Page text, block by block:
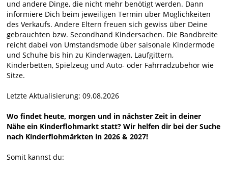
und andere Dinge, die nicht mehr benötigt werden. Dann
informiere Dich beim jeweiligen Termin über Möglichkeiten
des Verkaufs. Andere Eltern freuen sich gewiss über Deine
gebrauchten bzw. Secondhand Kindersachen. Die Bandbreite
reicht dabei von Umstandsmode über saisonale Kindermode
und Schuhe bis hin zu Kinderwagen, Laufgittern,
Kinderbetten, Spielzeug und Auto- oder Fahrradzubehör wie
Sitze.
Letzte Aktualisierung: 09.08.2026
Wo findet heute, morgen und in nächster Zeit in deiner
Nähe ein Kinderflohmarkt statt? Wir helfen dir bei der Suche
nach Kinderflohmärkten in 2026 & 2027!
Somit kannst du: